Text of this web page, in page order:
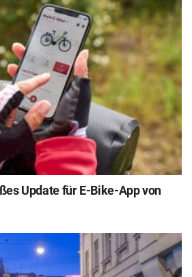
Update für E-Bike-App von